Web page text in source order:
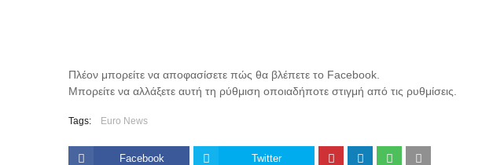
Πλέον μπορείτε να αποφασίσετε πώς θα βλέπετε το Facebook.
Μπορείτε να αλλάξετε αυτή τη ρύθμιση οποιαδήποτε στιγμή από τις ρυθμίσεις.
Tags: Euro News
Facebook Twitter